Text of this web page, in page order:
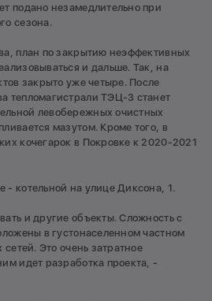
подано незамедлительно при
сезона.
план по закрытию неэффективных
и дальше. Так, на
закрыто уже четыре. После
тепломагистрали ТЭЦ-3 станет
левобережных очистных
мазутом. Кроме того, в
кочегарок в Покровке к 2020-2021
- котельной на улице Диксона, 1.
и другие объекты. Сложность с
в густонаселенном частном
сетей. Это очень затратное
идет разработка проекта, -